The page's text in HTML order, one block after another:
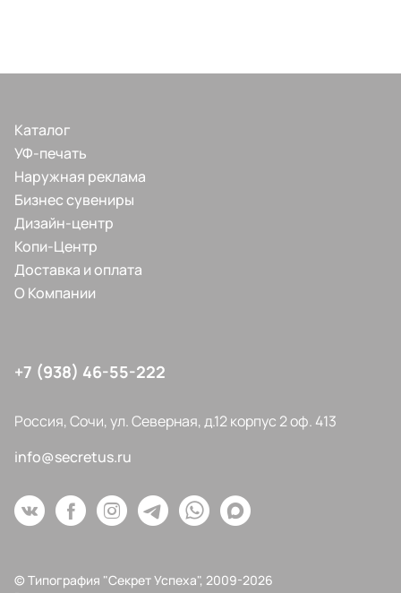
Каталог
УФ-печать
Наружная реклама
Бизнес сувениры
Дизайн-центр
Копи-Центр
Доставка и оплата
О Компании
+7 (938) 46-55-222
Россия, Сочи, ул. Северная, д.12 корпус 2 оф. 413
info@secretus.ru
© Типография "Секрет Успеха", 2009-2026